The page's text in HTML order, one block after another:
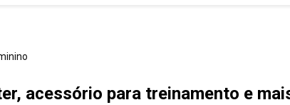
acessório para treinamento e